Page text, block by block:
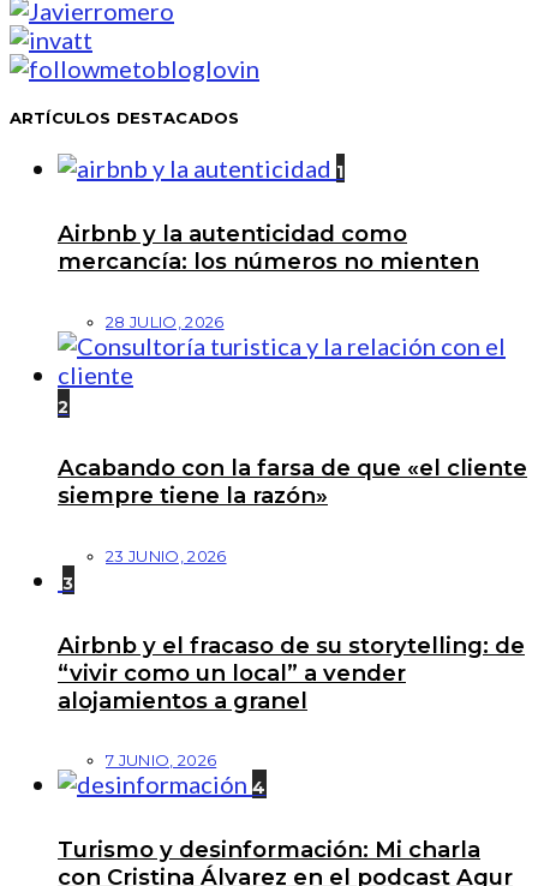
ARTÍCULOS DESTACADOS
1
Airbnb y la autenticidad como
mercancía: los números no mienten
28 JULIO, 2026
2
Acabando con la farsa de que «el cliente
siempre tiene la razón»
23 JUNIO, 2026
3
Airbnb y el fracaso de su storytelling: de
“vivir como un local” a vender
alojamientos a granel
7 JUNIO, 2026
4
Turismo y desinformación: Mi charla
con Cristina Álvarez en el podcast Agur